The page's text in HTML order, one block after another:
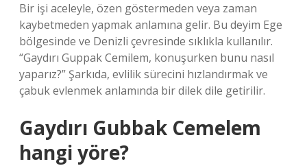
Bir işi aceleyle, özen göstermeden veya zaman
kaybetmeden yapmak anlamına gelir. Bu deyim Ege
bölgesinde ve Denizli çevresinde sıklıkla kullanılır.
“Gaydırı Guppak Cemilem, konuşurken bunu nasıl
yaparız?” Şarkıda, evlilik sürecini hızlandırmak ve
çabuk evlenmek anlamında bir dilek dile getirilir.
Gaydırı Gubbak Cemelem
hangi yöre?